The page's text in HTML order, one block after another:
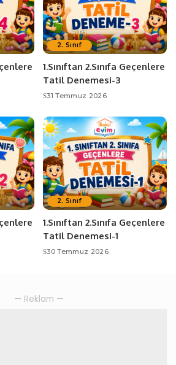
2. Sınıf
1.Sınıftan 2.Sınıfa Geçenlere
Tatil Denemesi-3
31 Temmuz 2026
2. Sınıf
1.Sınıftan 2.Sınıfa Geçenlere
Tatil Denemesi-1
30 Temmuz 2026
— Reklam —